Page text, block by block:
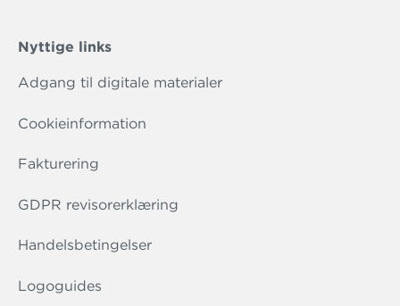
Nyttige links
Adgang til digitale materialer
Cookieinformation
Fakturering
GDPR revisorerklæring
Handelsbetingelser
Logoguides